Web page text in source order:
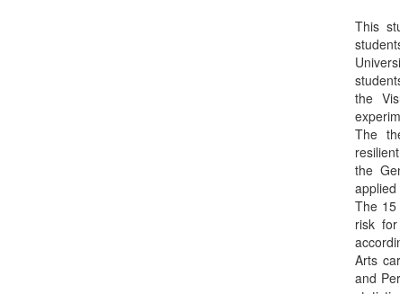
This
the
The
the
The
risk
Arts
and